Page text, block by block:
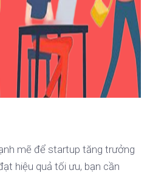
mẽ để startup tăng trưởng
hiệu quả tối ưu, bạn cần